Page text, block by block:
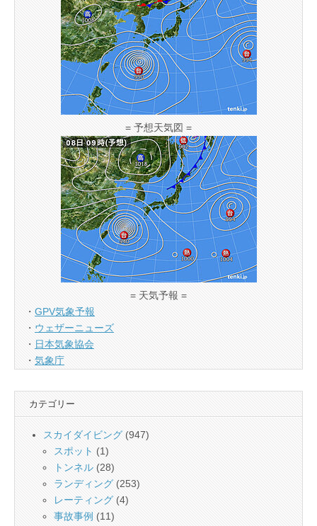
= 予想天気図 =
= 天気予報 =
・ GPV気象予報
・ ウェザーニューズ
・ 日本気象協会
・ 気象庁
カテゴリー
スカイダイビング (947)
スポット (1)
トンネル (28)
ランディング(253)
レーティング(4)
事故事例 (11)